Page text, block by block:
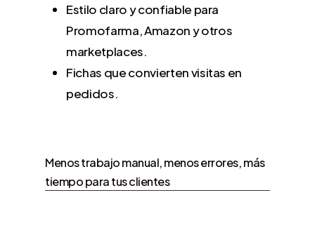
Estilo claro y confiable para
Promofarma, Amazon y otros
marketplaces.
Fichas que convierten visitas en
pedidos.
Menos trabajo manual, menos errores, más
tiempo para tus clientes